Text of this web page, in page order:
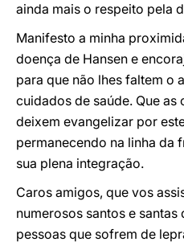
ainda mais o respeito pela
Manifesto a minha
doença de Hansen e
para que não lhes faltem o
cuidados de saúde. Que as
deixem evangelizar por
permanecendo na linha da
sua plena integração.
Caros amigos, que vos
numerosos santos e
pessoas que sofrem de